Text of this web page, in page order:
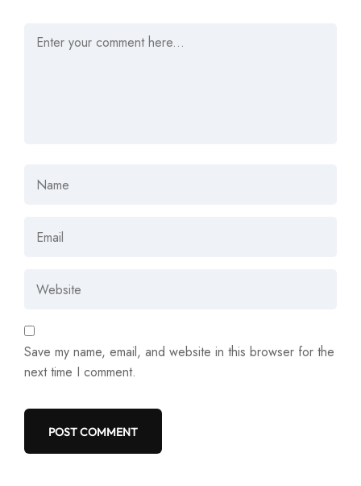
Save my name, email, and website in this browser for the
next time I comment.